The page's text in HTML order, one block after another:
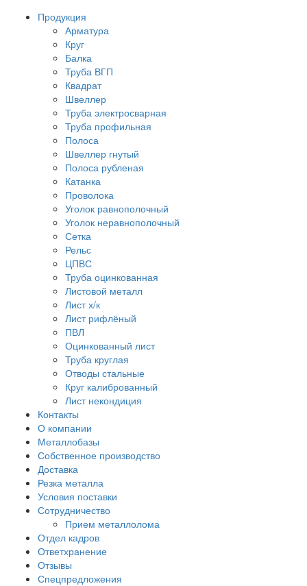
Продукция
Арматура
Круг
Балка
Труба ВГП
Квадрат
Швеллер
Труба электросварная
Труба профильная
Полоса
Швеллер гнутый
Полоса рубленая
Катанка
Проволока
Уголок равнополочный
Уголок неравнополочный
Сетка
Рельс
ЦПВС
Труба оцинкованная
Листовой металл
Лист х/к
Лист рифлёный
ПВЛ
Оцинкованный лист
Труба круглая
Отводы стальные
Круг калиброванный
Лист некондиция
Контакты
О компании
Металлобазы
Собственное производство
Доставка
Резка металла
Условия поставки
Сотрудничество
Прием металлолома
Отдел кадров
Ответхранение
Отзывы
Спецпредложения